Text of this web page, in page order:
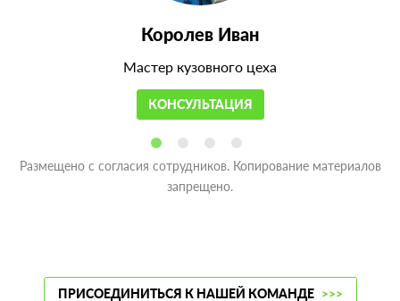
Королев Иван
Мастер кузовного цеха
КОНСУЛЬТАЦИЯ
Размещено с согласия сотрудников. Копирование материалов
запрещено.
ПРИСОЕДИНИТЬСЯ К НАШЕЙ КОМАНДЕ >>>